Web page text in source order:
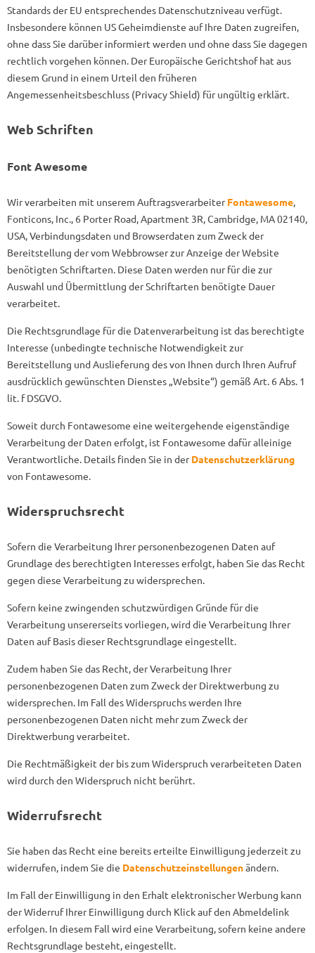
Standards der EU entsprechendes Datenschutzniveau verfügt.
Insbesondere können US Geheimdienste auf Ihre Daten zugreifen,
ohne dass Sie darüber informiert werden und ohne dass Sie dagegen
rechtlich vorgehen können. Der Europäische Gerichtshof hat aus
diesem Grund in einem Urteil den früheren
Angemessenheitsbeschluss (Privacy Shield) für ungültig erklärt.
Web Schriften
Font Awesome
Wir verarbeiten mit unserem AuftragsverarbeiterFontawesome,
Fonticons, Inc., 6 Porter Road, Apartment 3R, Cambridge, MA 02140,
USA, Verbindungsdaten und Browserdaten zum Zweck der
Bereitstellung der vom Webbrowser zur Anzeige der Website
benötigten Schriftarten. Diese Daten werden nur für die zur
Auswahl und Übermittlung der Schriftarten benötigte Dauer
verarbeitet.
Die Rechtsgrundlage für die Datenverarbeitung ist das berechtigte
Interesse (unbedingte technische Notwendigkeit zur
Bereitstellung und Auslieferung des von Ihnen durch Ihren Aufruf
ausdrücklich gewünschten Dienstes „Website“) gemäß Art. 6 Abs. 1
lit. f DSGVO.
Soweit durch Fontawesome eine weitergehende eigenständige
Verarbeitung der Daten erfolgt, ist Fontawesome dafür alleinige
Verantwortliche. Details finden Sie in derDatenschutzerklärung
von Fontawesome.
Widerspruchsrecht
Sofern die Verarbeitung Ihrer personenbezogenen Daten auf
Grundlage des berechtigten Interesses erfolgt, haben Sie das Recht
gegen diese Verarbeitung zu widersprechen.
Sofern keine zwingenden schutzwürdigen Gründe für die
Verarbeitung unsererseits vorliegen, wird die Verarbeitung Ihrer
Daten auf Basis dieser Rechtsgrundlage eingestellt.
Zudem haben Sie das Recht, der Verarbeitung Ihrer
personenbezogenen Daten zum Zweck der Direktwerbung zu
widersprechen. Im Fall des Widerspruchs werden Ihre
personenbezogenen Daten nicht mehr zum Zweck der
Direktwerbung verarbeitet.
Die Rechtmäßigkeit der bis zum Widerspruch verarbeiteten Daten
wird durch den Widerspruch nicht berührt.
Widerrufsrecht
Sie haben das Recht eine bereits erteilte Einwilligung jederzeit zu
widerrufen, indem Sie die Datenschutzeinstellungenändern.
Im Fall der Einwilligung in den Erhalt elektronischer Werbung kann
der Widerruf Ihrer Einwilligung durch Klick auf den Abmeldelink
erfolgen. In diesem Fall wird eine Verarbeitung, sofern keine andere
Rechtsgrundlage besteht, eingestellt.